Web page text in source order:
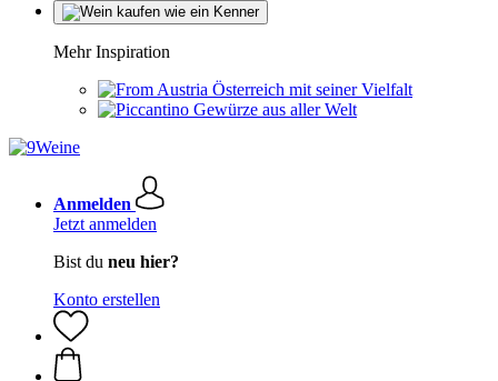
Mehr Inspiration
Österreich mit seiner Vielfalt
Gewürze aus aller Welt
Anmelden
Jetzt anmelden
Bist du neu hier?
Konto erstellen